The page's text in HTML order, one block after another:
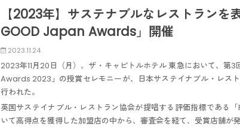
【2023年】サステナブルなレストランを
GOOD Japan Awards」開催
2023.11.24
2023年11月20日（月）、ザ・キャピトルホテル 東急において、第
Awards 2023」の授賞セレモニーが、日本サステイナブル・レス
行われた。
英国サステイナブル・レストラン協会が提唱する評価指標である
いて高得点を獲得した加盟店の中から、審査会を経て、受賞店舗が発